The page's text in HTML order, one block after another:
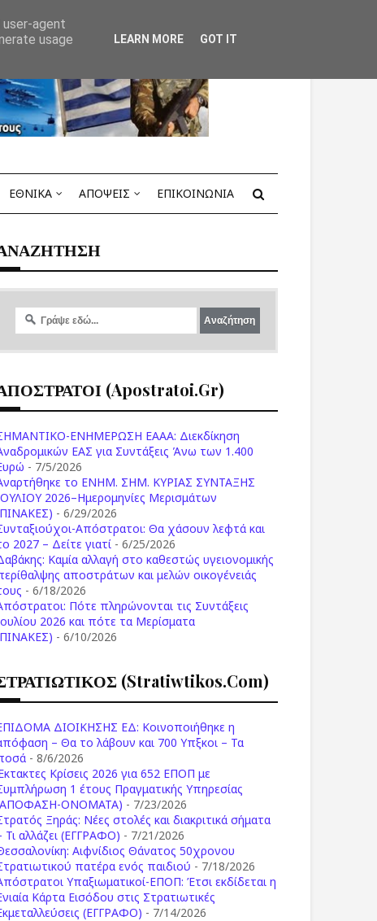
ΕΘΝΙΚΑ ΑΠΟΨΕΙΣ ΕΠΙΚΟΙΝΩΝΙΑ
(apostratoi.gr)
ΕΝΗΜΕΡΩΣΗ ΕΑΑΑ: Διεκδίκηση
ΕΑΣ για Συντάξεις Άνω των 1.400
- 7/5/2026
το ENHM. ΣΗΜ. ΚΥΡΙΑΣ ΣΥΝΤΑΞΗΣ
2026–Ημερομηνίες Μερισμάτων
- 6/29/2026
Απόστρατοι: Θα χάσουν λεφτά και
2027 – Δείτε γιατί - 6/25/2026
Καμία αλλαγή στο καθεστώς υγειονομικής
αποστράτων και μελών οικογένειάς
- 6/18/2026
Πότε πληρώνονται τις Συντάξεις
2026 και πότε τα Μερίσματα
- 6/10/2026
(stratiwtikos.com)
ΔΙΟΙΚΗΣΗΣ ΕΔ: Κοινοποιήθηκε η
– Θα το λάβουν και 700 Υπξκοι – Τα
- 8/6/2026
Κρίσεις 2026 για 652 ΕΠΟΠ με
1 έτους Πραγματικής Υπηρεσίας
ONOMATA) - 7/23/2026
Ξηράς: Νέες στολές και διακριτικά σήματα
Τι αλλάζει (ΕΓΓΡΑΦΟ) - 7/21/2026
Αιφνίδιος Θάνατος 50χρονου
πατέρα ενός παιδιού - 7/18/2026
Υπαξιωματικοί-ΕΠΟΠ: Έτσι εκδίδεται η
Κάρτα Εισόδου στις Στρατιωτικές
(ΕΓΓΡΑΦΟ) - 7/14/2026
agent
usage
LEARN MORE GOT IT